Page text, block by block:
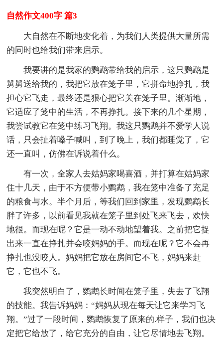
自然作文400字 篇3
大自然在不断地变化着，为我们人类提供大量所需
的同时也给我们带来启示。
我要讲的是我家的鹦鹉带给我的启示，这只鹦鹉是
舅舅送给我的，我把它放在笼子里，它拼命地挣扎，我
担心它飞走，最终还是狠心把它关在笼子里。渐渐地，
它适应了笼中的生活，不再挣扎。接下来的几个星期，
我尝试教它在笼中练习飞翔。我这只鹦鹉并不爱学人说
话，只会扯着嗓子喊叫，到了晚上，我们都睡觉了，它
还一直叫，仿佛在诉说着什么。
有一次，全家人去姑妈家喝喜酒，并打算在姑妈家
住十几天，由于不方便带小鹦鹉，我在笼中准备了充足
的粮食与水。半个月后，等我们回到家里，发现鹦鹉长
胖了许多，以前看见我就在笼子里到处飞来飞去，欢快
地很。而现在呢？它是一动不动地望着我。之前把它捉
出来一直在挣扎并会咬妈妈的手。而现在呢？它不会再
挣扎也没咬人。妈妈把它放在房间它不飞，妈妈来赶
它，它也不飞。
我突然明白了，鹦鹉长时间在笼子里，失去了飞翔
的技能。我告诉妈妈：“妈妈从现在每天让它来学习飞
翔。”过了一段时间，鹦鹉恢复了原来的.样子，我们也决
定把它给放了，给它充分的自由，让它尽情地去飞翔。